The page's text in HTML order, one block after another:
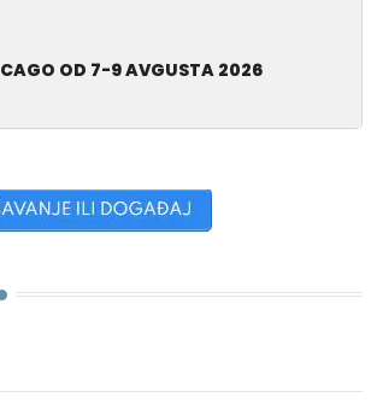
OD 7-9 AVGUSTA 2026